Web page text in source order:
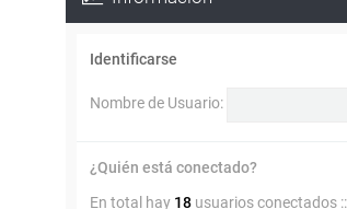
Identificarse
Nombre de Usuario:
¿Quién está conectado?
En total hay 18 usuarios conectados